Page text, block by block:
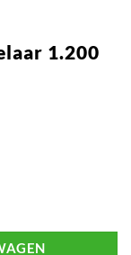
1.200
ion aantal